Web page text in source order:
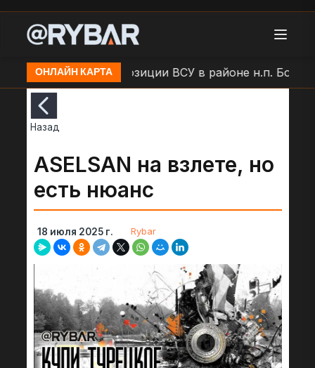
ОНЛАЙН КАРТА
Удар БЛА по позиции ВСУ в районе н.п. Большая
Назад
ASELSAN на взлете, но
есть нюанс
18 июля 2025 г. Rybar